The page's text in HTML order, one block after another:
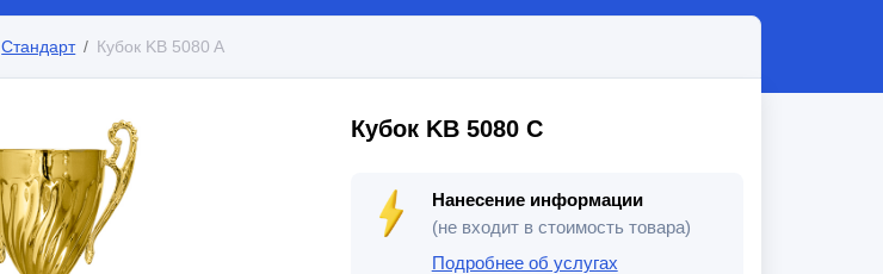
Стандарт Кубок KB 5080 A
Кубок KB 5080 C
Нанесение информации
(не входит в стоимость товара)
Подробнее об услугах